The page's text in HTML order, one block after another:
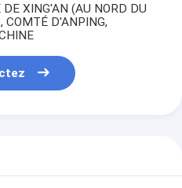
XING'AN (AU NORD DU
COMTÉ D'ANPING,